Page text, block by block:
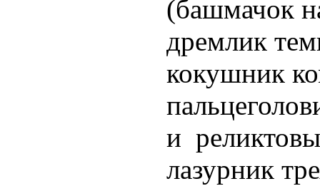
(башмачок
дремлик
кокушник
и
лазурник